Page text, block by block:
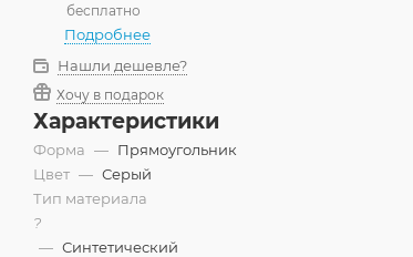
бесплатно
Подробнее
Нашли дешевле?
Хочу в подарок
Характеристики
Форма — Прямоугольник
Цвет — Серый
Тип материала
?
— Синтетический